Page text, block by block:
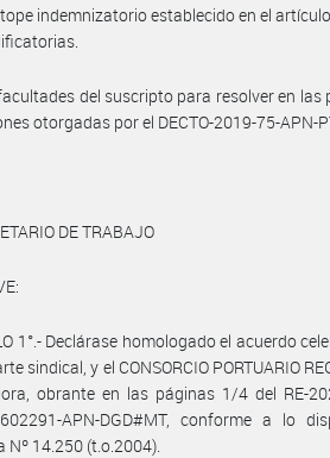
indemnizatorio establecido en el
del suscripto para resolver en
otorgadas por el DECTO-2019-75-APN-
DE TRABAJO
1°.- Declárase homologado el acuerdo
sindical, y el CONSORCIO PORTUARIO
obrante en las páginas 1/4 del RE-
APN-DGD#MT, conforme a lo
Nº 14.250 (t.o.2004).